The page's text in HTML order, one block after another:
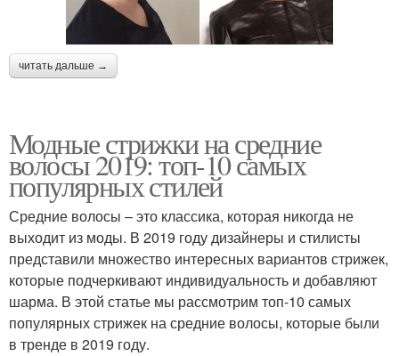
читать дальше →
Модные стрижки на средние
волосы 2019: топ-10 самых
популярных стилей
Средние волосы – это классика, которая никогда не
выходит из моды. В 2019 году дизайнеры и стилисты
представили множество интересных вариантов стрижек,
которые подчеркивают индивидуальность и добавляют
шарма. В этой статье мы рассмотрим топ-10 самых
популярных стрижек на средние волосы, которые были
в тренде в 2019 году.